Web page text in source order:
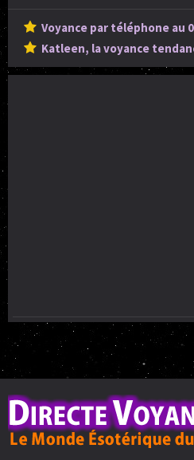
Voyance par téléphone au
Katleen, la voyance